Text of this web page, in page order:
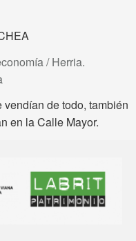
/ Herria.
de todo, también
en la Calle Mayor.